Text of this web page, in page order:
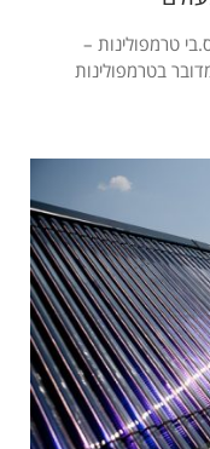
טרמפולינות –
בטרמפולינות